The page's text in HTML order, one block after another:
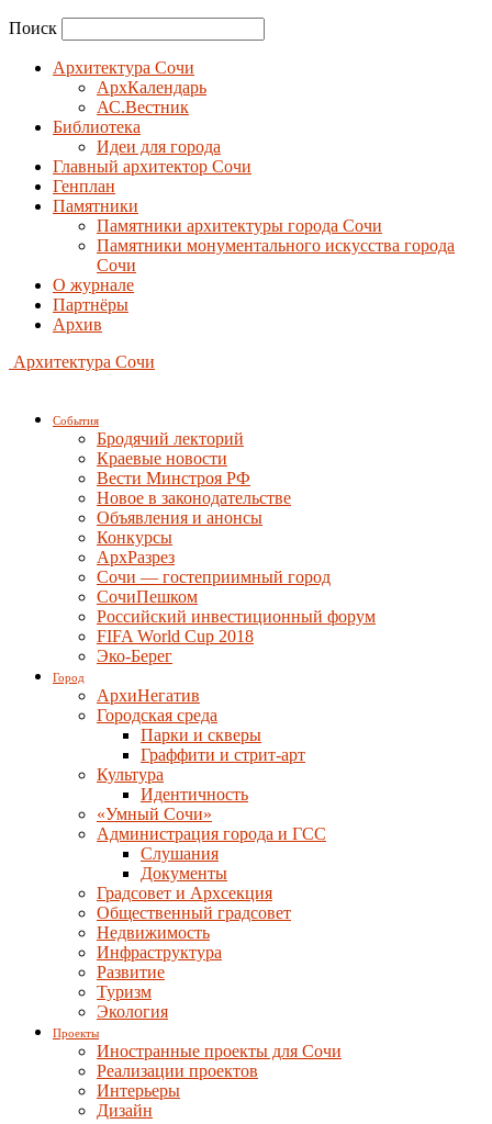
Поиск
Архитектура Сочи
АрхКалендарь
АС.Вестник
Библиотека
Идеи для города
Главный архитектор Сочи
Генплан
Памятники
Памятники архитектуры города Сочи
Памятники монументального искусства города
Сочи
О журнале
Партнёры
Архив
Архитектура Сочи
События
Бродячий лекторий
Краевые новости
Вести Минстроя РФ
Новое в законодательстве
Объявления и анонсы
Конкурсы
АрхРазрез
Сочи — гостеприимный город
СочиПешком
Российский инвестиционный форум
FIFA World Cup 2018
Эко-Берег
Город
АрхиНегатив
Городская среда
Парки и скверы
Граффити и стрит-арт
Культура
Идентичность
«Умный Сочи»
Администрация города и ГСС
Слушания
Документы
Градсовет и Архсекция
Общественный градсовет
Недвижимость
Инфраструктура
Развитие
Туризм
Экология
Проекты
Иностранные проекты для Сочи
Реализации проектов
Интерьеры
Дизайн